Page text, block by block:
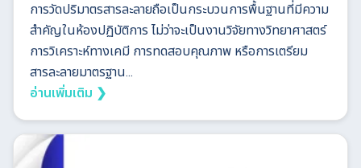
การวัดปริมาตรสารละลายถือเป็นกระบวนการพื้นฐานที่มีความ
สำคัญในห้องปฏิบัติการ ไม่ว่าจะเป็นงานวิจัยทางวิทยาศาสตร์
การวิเคราะห์ทางเคมี การทดสอบคุณภาพ หรือการเตรียม
สารละลายมาตรฐาน...
อ่านเพิ่มเติม ❯